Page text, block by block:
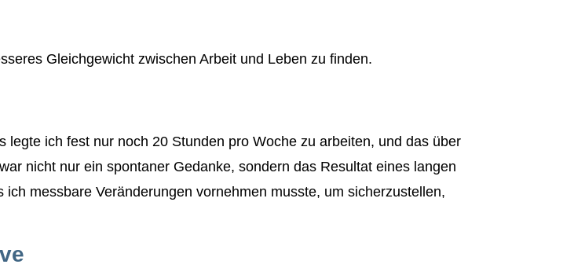
Gleichgewicht zwischen Arbeit und Leben zu finden.
ich fest nur noch 20 Stunden pro Woche zu arbeiten, und das über
nicht nur ein spontaner Gedanke, sondern das Resultat eines langen
messbare Veränderungen vornehmen musste, um sicherzustellen,